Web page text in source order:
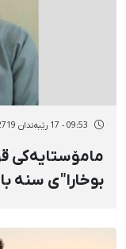
09:53 - 17 رێبەندان 2719
مامۆستایەکی
بوخارا"ی سنە